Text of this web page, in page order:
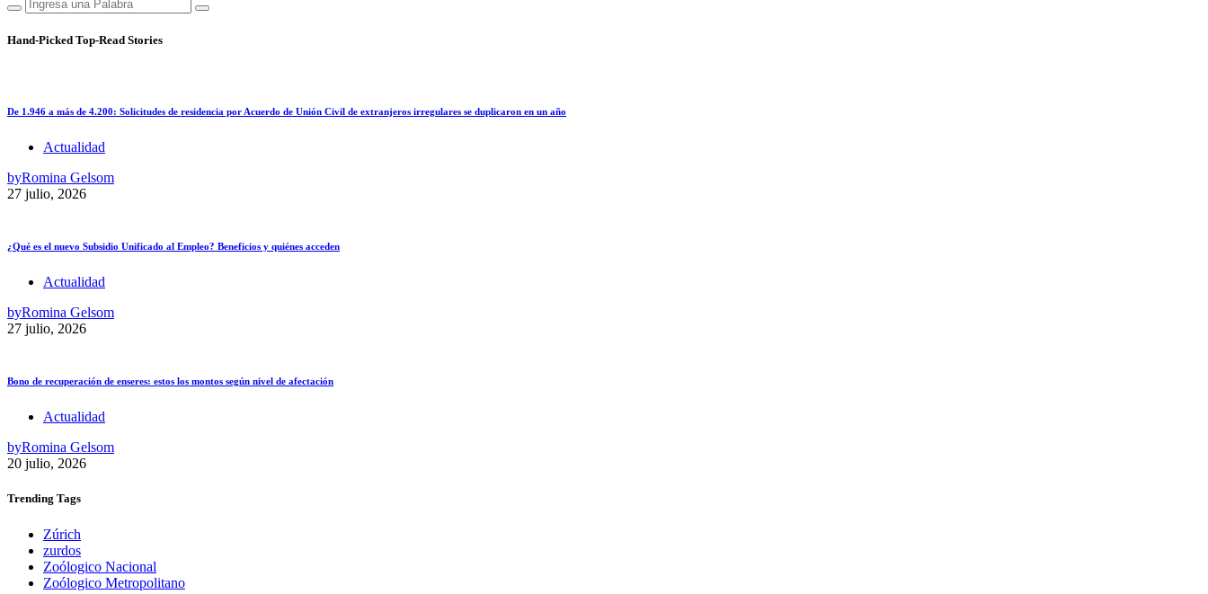
Hand-Picked Top-Read Stories
De 1.946 a más de 4.200: Solicitudes de residencia por Acuerdo de Unión Civil de extranjeros irregulares se duplicaron en un año
Actualidad
byRomina Gelsom
27 julio, 2026
¿Qué es el nuevo Subsidio Unificado al Empleo? Beneficios y quiénes acceden
Actualidad
byRomina Gelsom
27 julio, 2026
Bono de recuperación de enseres: estos los montos según nivel de afectación
Actualidad
byRomina Gelsom
20 julio, 2026
Trending Tags
Zúrich
zurdos
Zoólogico Nacional
Zoólogico Metropolitano